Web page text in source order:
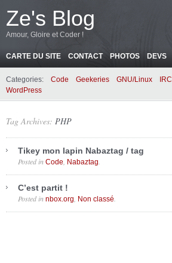
Ze's Blog
Amour, Gloire et Coder !
CARTE DU SITE CONTACT PHOTOS DEVS
Categories: Code Geekeries GNU/Linux IRC
WordPress
Tag Archives: PHP
Tikey mon lapin Nabaztag / tag
Posted in Code Nabaztag
C’est partit !
Posted in nbox.org Non classé